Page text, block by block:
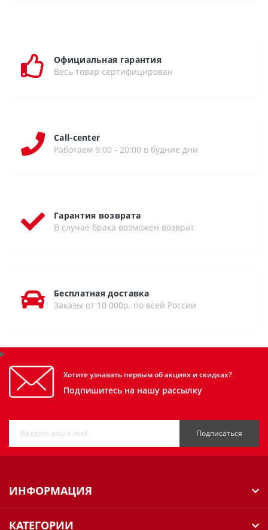
Официальная гарантия
Весь товар сертифицирован
Call-center
Работаем 9:00 - 20:00 в будние дни
Гарантия возврата
В случае брака возможен возврат
Бесплатная доставка
Заказы от 10 000р. по всей России
Хотите узнавать первым об акциях и скидках?
Подпишитесь на нашу рассылку
Подписаться
ИНФОРМАЦИЯ
КАТЕГОРИИ